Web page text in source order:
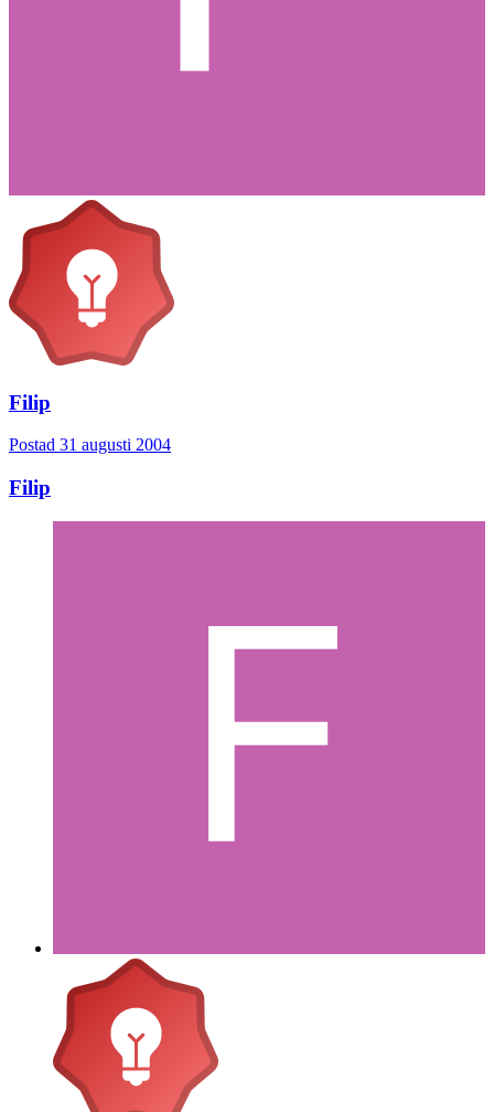
Filip
Postad 31 augusti 2004
Filip